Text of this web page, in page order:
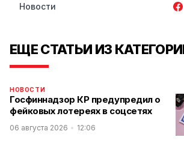
Новости
ЕЩЕ СТАТЬИ ИЗ
НОВОСТИ
Госфиннадзор КР предупредил о
фейковых лотереях в соцсетях
06 августа 2026 12:06